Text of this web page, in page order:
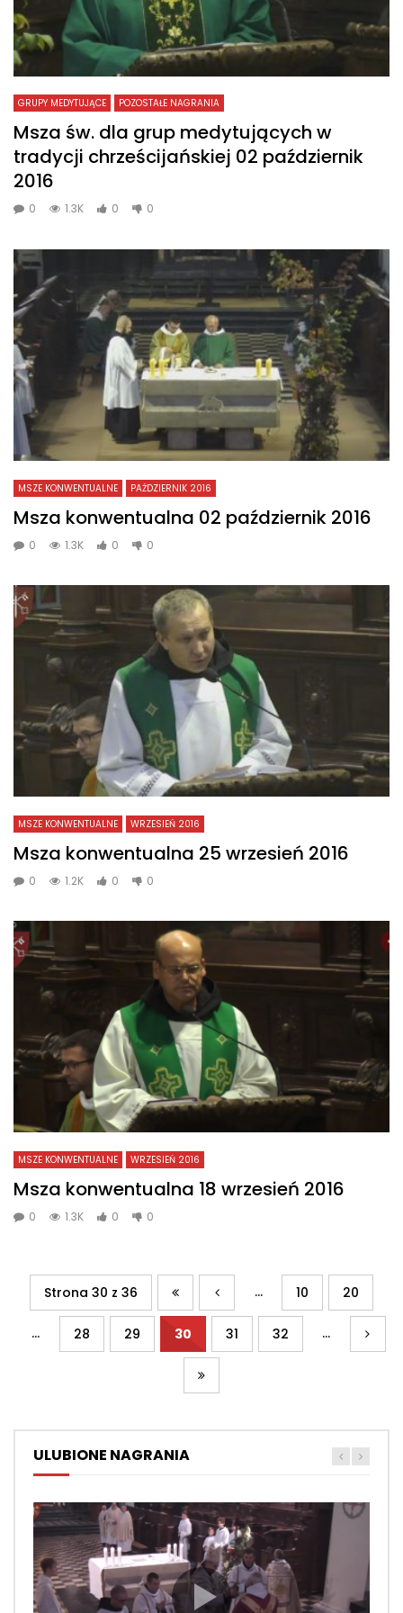
GRUPY MEDYTUJĄCE POZOSTAŁE NAGRANIA
Msza św. dla grup medytujących w
tradycji chrześcijańskiej 02 październik
2016
0 1.3K 0 0
MSZE KONWENTUALNE PAŹDZIERNIK 2016
Msza konwentualna 02 październik 2016
0 1.3K 0 0
MSZE KONWENTUALNE WRZESIEŃ 2016
Msza konwentualna 25 wrzesień 2016
0 1.2K 0 0
MSZE KONWENTUALNE WRZESIEŃ 2016
Msza konwentualna 18 wrzesień 2016
0 1.3K 0 0
Strona 30 z 36 ... 10 20
... 28 29 30 31 32 ...
ULUBIONE NAGRANIA